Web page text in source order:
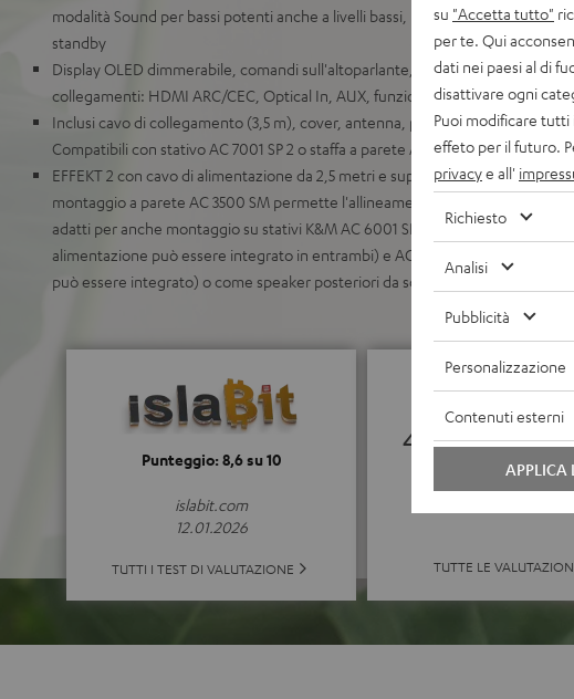
modalità Sound per bassi potenti anche a livelli bassi, modalità notturna,
standby
Display OLED dimmerabile, comandi sull'altoparlante, touch slider,
collegamenti: HDMI ARC/CEC, Optical In, AUX, funzione scheda audio USB-
Inclusi cavo di collegamento (3,5 m), cover, antenna, piedini in gomma e
Compatibili con stativo AC 7001 SP 2 o staffa a parete AC 7500 SM
EFFEKT 2 con cavo di alimentazione da 2,5 metri e supporto a parete
montaggio a parete AC 3500 SM permette l'allineamento degli EFFEKT 2. Gli
adatti per anche montaggio su stativi K&M AC 6001 SP, K&M AC 6001 Flex (il
alimentazione può essere integrato in entrambi) e AC 1001 SP (il cavo di
può essere integrato) o come speaker posteriori da scaffale
Punteggio: 8,6 su 10
islabit.com
12.01.2026
TUTTI I TEST DI VALUTAZIONE
4.71
(4.71 da 5 a 14
TUTTE LE
su "Accetta tutto"
per te. Qui
dati nei paesi al di
disattivare ogni
Puoi modificare tutti
effeto per il futuro.
privacye all'
Richiesto
Analisi
Pubblicità
Personalizzazione
Contenuti esterni
APPLICA